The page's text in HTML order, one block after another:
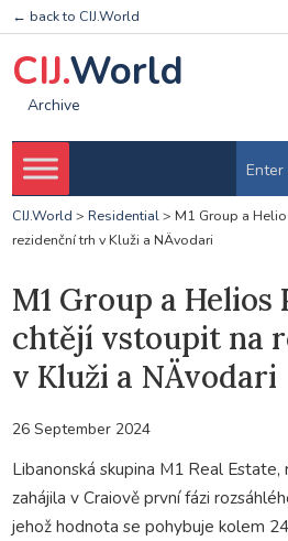
← back to CIJ.World
CIJ.World
Archive
CIJ.World > Residential> M1 Group a
rezidenční trh v Kluži a NÄvodari
M1 Group a Helios
chtějí vstoupit na
v Kluži a NÄvodari
26 September 2024
Libanonská skupina M1 Real
zahájila v Craiově první fázi
jehož hodnota se pohybuje kolem